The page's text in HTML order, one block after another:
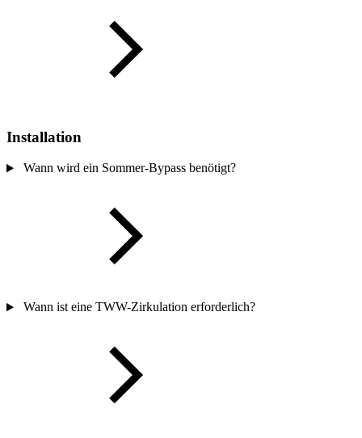
Installation
Wann wird ein Sommer-Bypass benötigt?
Wann ist eine TWW-Zirkulation erforderlich?